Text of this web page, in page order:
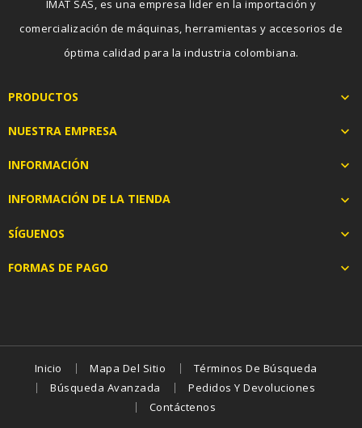
IMAT SAS, es una empresa lider en la importación y
comercialización de máquinas, herramientas y accesorios de
óptima calidad para la industria colombiana.
PRODUCTOS 
NUESTRA EMPRESA 
INFORMACIÓN 
INFORMACIÓN DE LA TIENDA 
SÍGUENOS 
FORMAS DE PAGO 
Inicio Mapa Del Sitio
Términos De Búsqueda
Búsqueda Avanzada
Pedidos Y Devoluciones
Contáctenos